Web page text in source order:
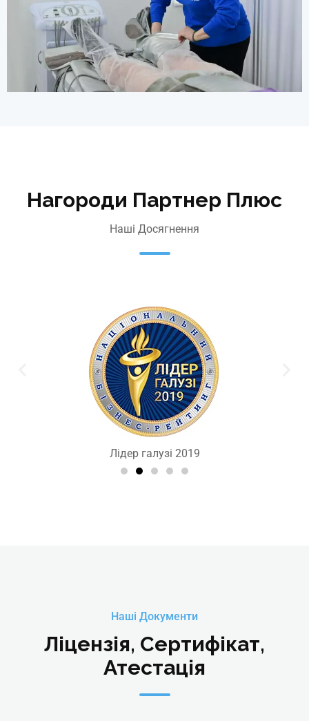
Нагороди Партнер Плюс
Наші Досягнення
Лідер галузі 2019
Наші Документи
Ліцензія, Сертифікат,
Атестація